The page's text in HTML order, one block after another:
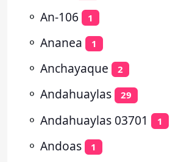
⚬ An-106 1
⚬ Ananea 1
⚬ Anchayaque 2
⚬ Andahuaylas 29
⚬ Andahuaylas 03701 1
⚬ Andoas 1